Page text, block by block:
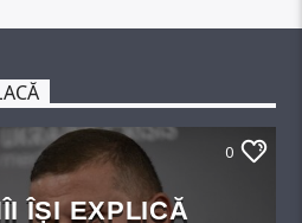
0
ÎȘI EXPLICĂ